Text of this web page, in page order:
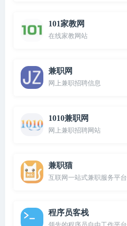
101家教网
在线家教网站
兼职网
网上兼职招聘信息
1010兼职网
网上兼职招聘网站
兼职猫
互联网一站式兼职服务平台
程序员客栈